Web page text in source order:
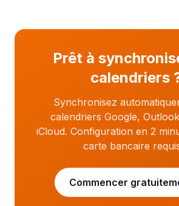
Prêt à
calendriers
Synchronisez
calendriers Google,
iCloud. Configuration en 2
carte bancaire
Commencer